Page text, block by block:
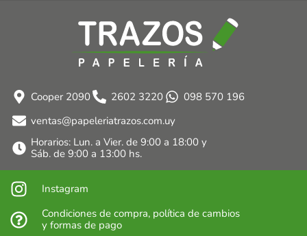
Cooper 2090 2602 3220
098 570 196
ventas@papeleriatrazos.com.uy
Horarios: Lun. a Vier. de 9:00 a 18:00 y
Sáb. de 9:00 a 13:00 hs.
Instagram
Condiciones de compra, política de cambios
y formas de pago